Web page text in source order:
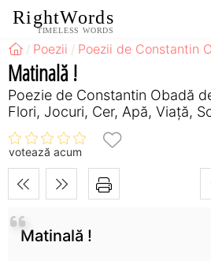
RightWords
TIMELESS WORDS
Poezii Poezii de Constantin
Matinală !
Poezie de Constantin Obadă
Flori, Jocuri, Cer, Apă, Viață,
votează acum
Matinală !